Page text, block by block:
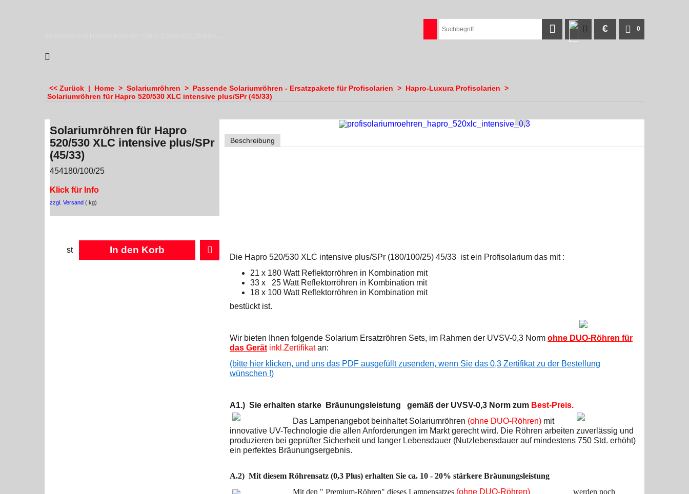
0
€
<< Zurück | Home > Solariumröhren > Passende Solariumröhren - Ersatzpakete für Profisolarien > Hapro-Luxura Profisolarien >
Solariumröhren für Hapro 520/530 XLC intensive plus/SPr (45/33)
Solariumröhren für Hapro
520/530 XLC intensive plus/SPr
(45/33)
454180/100/25
Klick für Info
zzgl. Versand kg
st In den Korb
Beschreibung
Die Hapro 520/530 XLC intensive plus/SPr (180/100/25) 45/33 ist ein Profisolarium das mit :
21 x 180 Watt Reflektorröhren in Kombination mit
33 x 25 Watt Reflektorröhren in Kombination mit
18 x 100 Watt Reflektorröhren in Kombination mit
bestückt ist.
Wir bieten Ihnen folgende Solarium Ersatzröhren Sets, im Rahmen der UVSV-0,3 Norm ohne DUO-Röhren für
das Gerät inkl.Zertifikatan:
(bitte hier klicken, und uns das PDF ausgefüllt zusenden, wenn Sie das 0,3 Zertifikat zu der Bestellung
wünschen !)
A1.) Sie erhalten starke Bräunungsleistung gemäß der UVSV-0,3 Norm zum Best-Preis.
Das Lampenangebot beinhaltet Solariumröhren (ohne DUO-Röhren) mit
innovative UV-Technologie die allen Anforderungen im Markt gerecht wird. Die Röhren arbeiten zuverlässig und
produzieren bei geprüfter Sicherheit und langer Lebensdauer (Nutzlebensdauer auf mindestens 750 Std. erhöht)
ein perfektes Bräunungsergebnis.
A.2) Mit diesem Röhrensatz (0,3 Plus) erhalten Sie ca. 10 - 20% stärkere Bräunungsleistung
Mit den " Premium-Röhren" dieses Lampensatzes (ohne DUO-Röhren) werden noch